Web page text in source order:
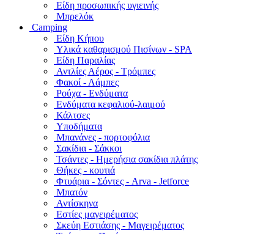
Είδη προσωπικής υγιεινής
Μπρελόκ
Camping
Είδη Κήπου
Υλικά καθαρισμού Πισίνων - SPA
Είδη Παραλίας
Αντλίες Αέρος - Τρόμπες
Φακοί - Λάμπες
Ρούχα - Ενδύματα
Ενδύματα κεφαλιού-λαιμού
Κάλτσες
Υποδήματα
Μπανάνες - πορτοφόλια
Σακίδια - Σάκκοι
Τσάντες - Ημερήσια σακίδια πλάτης
Θήκες - κουτιά
Φτυάρια - Σόντες - Arva - Jetforce
Μπατόν
Αντίσκηνα
Εστίες μαγειρέματος
Σκεύη Εστιάσης - Μαγειρέματος